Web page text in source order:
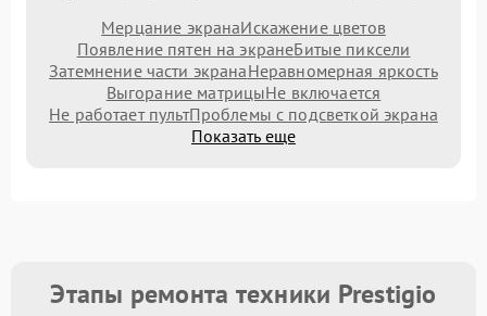
Мерцание экранаИскажение цветов
Появление пятен на экранеБитые пиксели
Затемнение части экранаНеравномерная яркость
Выгорание матрицыНе включается
Не работает пультПроблемы с подсветкой экрана
Показать еще
Этапы ремонта техники Prestigio